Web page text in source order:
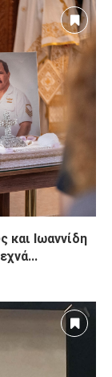
και Ιωαννίδη